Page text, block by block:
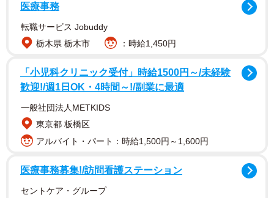
ひかりは癌になってしまい、宇宙への夢を諦めざるを得な
かったのだと飛鳥に打ち明ける。それを聞いた飛鳥は一念
発起。超小型人工衛星を作って「あの頃の4人で一緒に打ち
上げよう」と提案する。9月15日に放送された第5回では、
飛鳥が元天文部の周（片山友希）を見つけ出して人工衛星
のプロジェクトに誘うが、あっさり断られてしまう。
飛鳥の「宇宙への夢」に再び火をつけたひかりを演じる森
ひかりは、「これぐらい」のラインを全部突破で
医療事務
転職サービス Jobuddy
栃木県 栃木市
：時給1,450円
「小児科クリニック受付」時給1500円～/未経験
歓迎!/週1日OK・4時間～!/副業に最適
一般社団法人METKIDS
東京都 板橋区
アルバイト・パート：時給1,500円～1,600円
医療事務募集!/訪問看護ステーション
セントケア・グループ